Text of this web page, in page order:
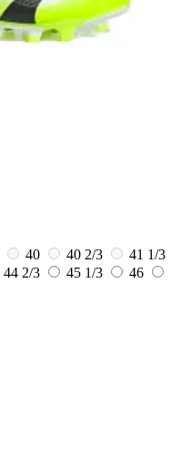
40 40 2/3
41 1/3
44 2/3 45 1/3
46